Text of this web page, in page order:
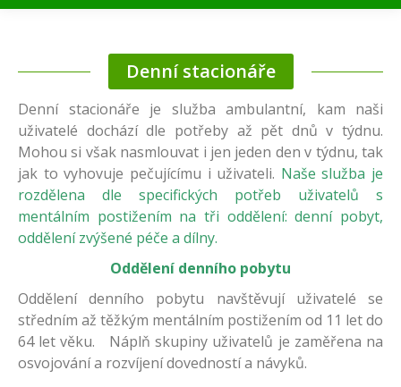
Denní stacionáře
Denní stacionáře je služba ambulantní, kam naši
uživatelé dochází dle potřeby až pět dnů v týdnu.
Mohou si však nasmlouvat i jen jeden den v týdnu, tak
jak to vyhovuje pečujícímu i uživateli. Naše služba je
rozdělena dle specifických potřeb uživatelů s
mentálním postižením na tři oddělení: denní pobyt,
oddělení zvýšené péče a dílny.
Oddělení denního pobytu
Oddělení denního pobytu navštěvují uživatelé se
středním až těžkým mentálním postižením od 11 let do
64 let věku. Náplň skupiny uživatelů je zaměřena na
osvojování a rozvíjení dovedností a návyků.